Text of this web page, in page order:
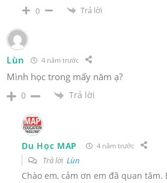
0 Trả lời
Lùn 4 năm trước
Mình học trong mấy năm ạ?
0 Trả lời
Du Học MAP 4 năm trước
Trả lời Lùn
Chào em, cảm ơn em đã quan tâm.